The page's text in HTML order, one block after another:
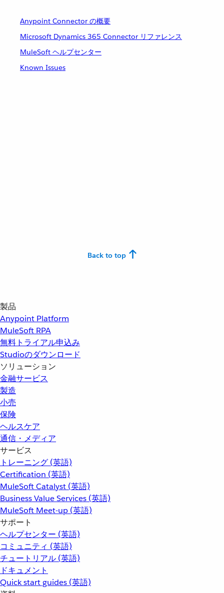
Anypoint Connector の概要
Microsoft Dynamics 365 Connector リファレンス
MuleSoft ヘルプセンター
Known Issues
Back to top
製品
Anypoint Platform
MuleSoft RPA
無料トライアル申込み
Studioのダウンロード
ソリューション
金融サービス
製造
小売
保険
ヘルスケア
通信・メディア
サービス
トレーニング (英語)
Certification (英語)
MuleSoft Catalyst (英語)
Business Value Services (英語)
MuleSoft Meet-up (英語)
サポート
ヘルプセンター (英語)
コミュニティ (英語)
チュートリアル (英語)
ドキュメント
Quick start guides (英語)